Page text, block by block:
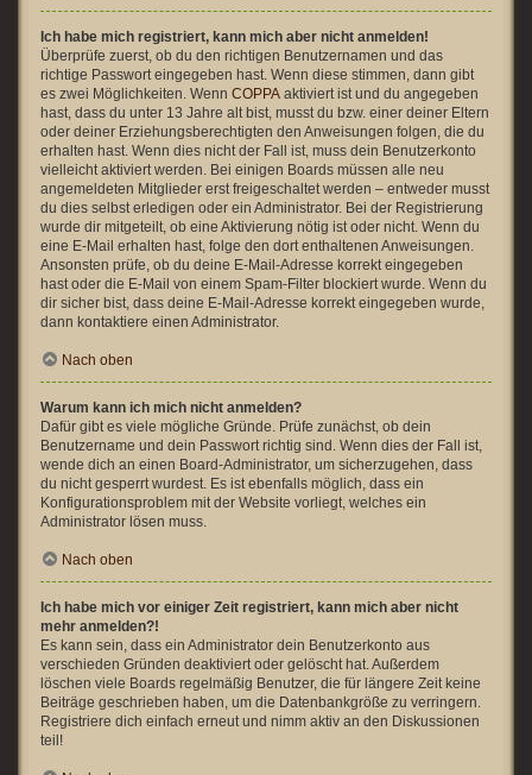
Ich habe mich registriert, kann mich aber nicht anmelden!
Überprüfe zuerst, ob du den richtigen Benutzernamen und das
richtige Passwort eingegeben hast. Wenn diese stimmen, dann gibt
es zwei Möglichkeiten. Wenn COPPA aktiviert ist und du angegeben
hast, dass du unter 13 Jahre alt bist, musst du bzw. einer deiner Eltern
oder deiner Erziehungsberechtigten den Anweisungen folgen, die du
erhalten hast. Wenn dies nicht der Fall ist, muss dein Benutzerkonto
vielleicht aktiviert werden. Bei einigen Boards müssen alle neu
angemeldeten Mitglieder erst freigeschaltet werden – entweder musst
du dies selbst erledigen oder ein Administrator. Bei der Registrierung
wurde dir mitgeteilt, ob eine Aktivierung nötig ist oder nicht. Wenn du
eine E-Mail erhalten hast, folge den dort enthaltenen Anweisungen.
Ansonsten prüfe, ob du deine E-Mail-Adresse korrekt eingegeben
hast oder die E-Mail von einem Spam-Filter blockiert wurde. Wenn du
dir sicher bist, dass deine E-Mail-Adresse korrekt eingegeben wurde,
dann kontaktiere einen Administrator.
Nach oben
Warum kann ich mich nicht anmelden?
Dafür gibt es viele mögliche Gründe. Prüfe zunächst, ob dein
Benutzername und dein Passwort richtig sind. Wenn dies der Fall ist,
wende dich an einen Board-Administrator, um sicherzugehen, dass
du nicht gesperrt wurdest. Es ist ebenfalls möglich, dass ein
Konfigurationsproblem mit der Website vorliegt, welches ein
Administrator lösen muss.
Nach oben
Ich habe mich vor einiger Zeit registriert, kann mich aber nicht
mehr anmelden?!
Es kann sein, dass ein Administrator dein Benutzerkonto aus
verschieden Gründen deaktiviert oder gelöscht hat. Außerdem
löschen viele Boards regelmäßig Benutzer, die für längere Zeit keine
Beiträge geschrieben haben, um die Datenbankgröße zu verringern.
Registriere dich einfach erneut und nimm aktiv an den Diskussionen
teil!